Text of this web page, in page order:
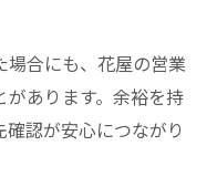
場合にも、花屋の営業
あります。余裕を持
認が安心につながり